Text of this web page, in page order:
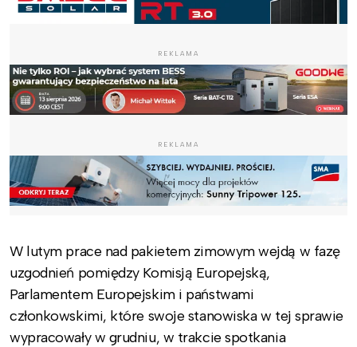
REKLAMA
REKLAMA
W lutym prace nad pakietem zimowym wejdą w fazę
uzgodnień pomiędzy Komisją Europejską,
Parlamentem Europejskim i państwami
członkowskimi, które swoje stanowiska w tej sprawie
wypracowały w grudniu, w trakcie spotkania